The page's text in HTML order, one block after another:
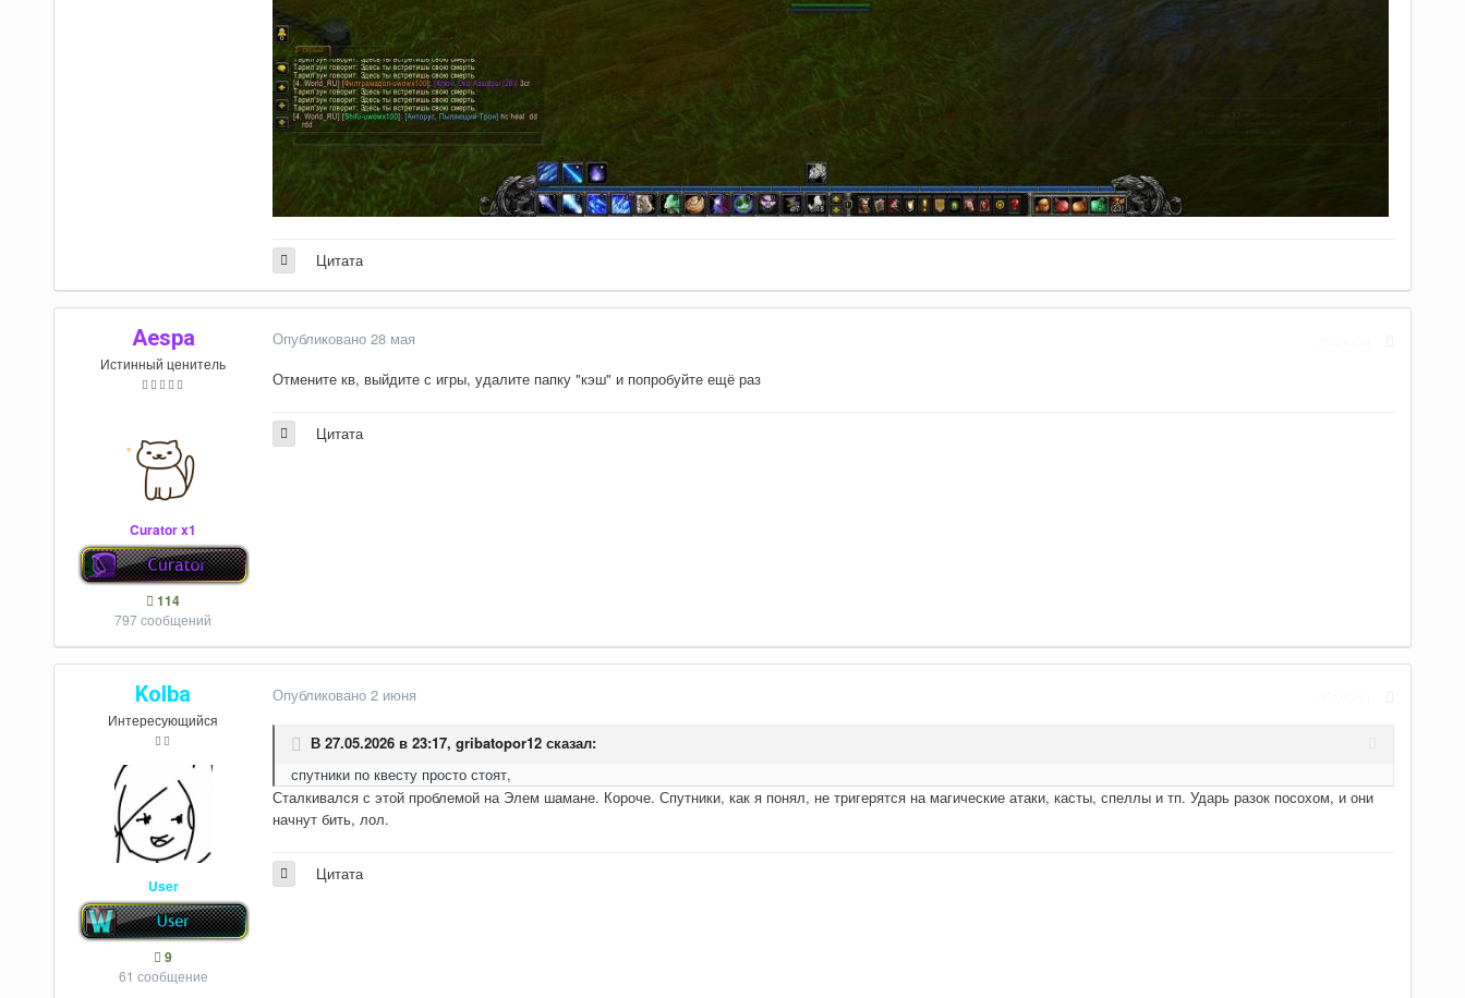
Цитата
Aespa
Истинный ценитель
Curator x1
114
797 сообщений
Опубликовано 28 мая
Отмените кв, выйдите с игры, удалите папку "кэш" и попробуйте ещё раз
Цитата
Kolba
Интересующийся
User
9
61 сообщение
Опубликовано 2 июня
В 27.05.2026 в 23:17, gribatopor12сказал:
спутники по квесту просто стоят,
Сталкивался с этой проблемой на Элем шамане. Короче. Спутники, как я понял, не тригерятся на магические атаки, касты, спеллы и тп. Ударь разок посохом, и они
начнут бить, лол.
Цитата